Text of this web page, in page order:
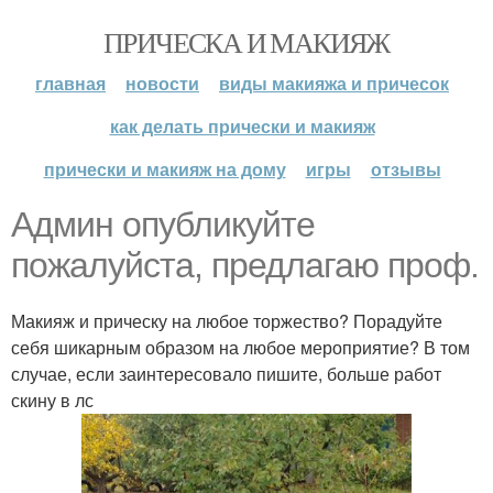
ПРИЧЕСКА И МАКИЯЖ
главная новости
виды макияжа и причесок
как делать прически и макияж
прически и макияж на дому
игры отзывы
Админ опубликуйте
пожалуйста, предлагаю проф.
Макияж и прическу на любое торжество? Порадуйте
себя шикарным образом на любое мероприятие? В том
случае, если заинтересовало пишите, больше работ
скину в лс